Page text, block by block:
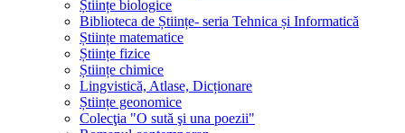
Științe biologice
Biblioteca de Științe- seria Tehnica și Informatică
Științe matematice
Științe fizice
Științe chimice
Lingvistică, Atlase, Dicționare
Științe geonomice
Colecţia "O sută şi una poezii"